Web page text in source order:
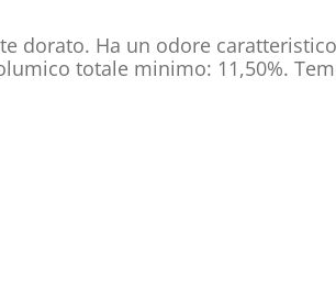
dorato. Ha un odore
totale minimo: 11,50%.